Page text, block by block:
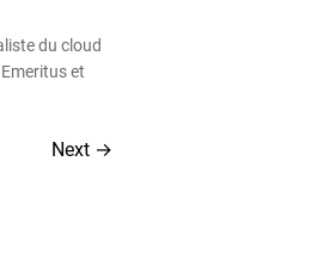
du cloud
et
Next →